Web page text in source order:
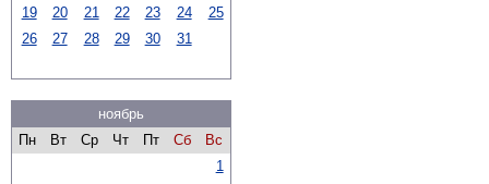
19
20 21 22 23 24
25
26
27 28 29 30 31
ноябрь
Пн
Вт Ср Чт Пт Сб
Вс
1